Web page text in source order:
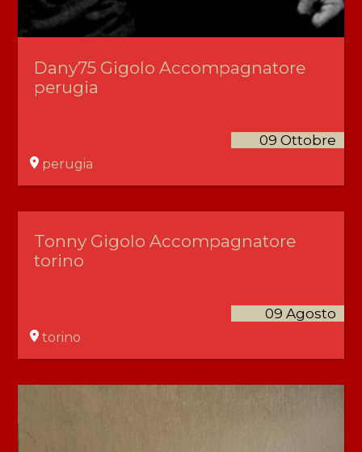
Dany75 Gigolo Accompagnatore
perugia
09 Ottobre
perugia
Tonny Gigolo Accompagnatore
torino
09 Agosto
torino